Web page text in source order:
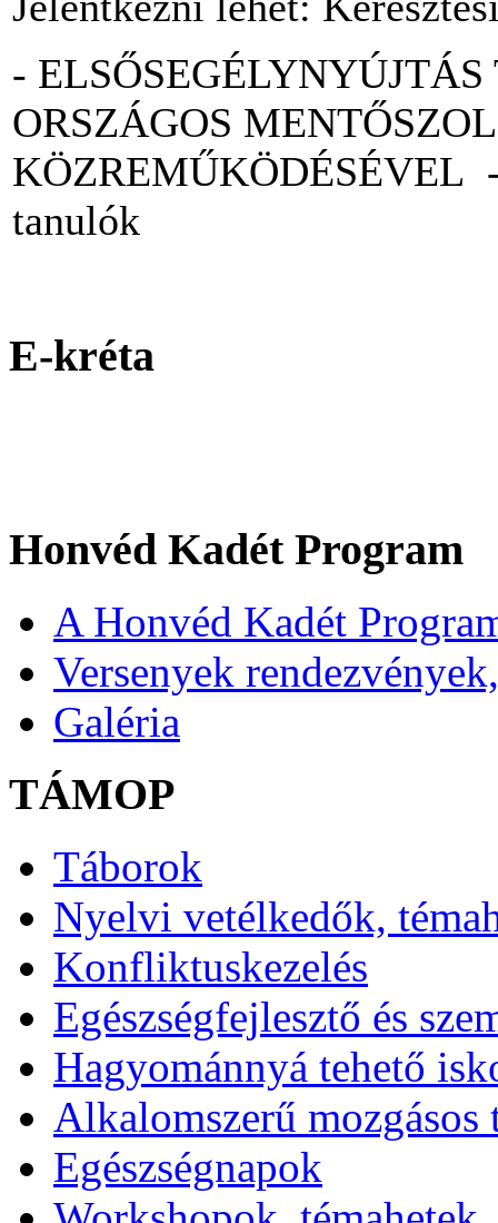
-
ORSZÁGOS
KÖZREMŰKÖDÉSÉVEL
tanulók
E-kréta
Honvéd Kadét Program
A Honvéd Kadét
Versenyek
Galéria
TÁMOP
Táborok
Nyelvi vetélkedők,
Konfliktuskezelés
Egészségfejlesztő és
Hagyománnyá tehető
Alkalomszerű mozgásos
Egészségnapok